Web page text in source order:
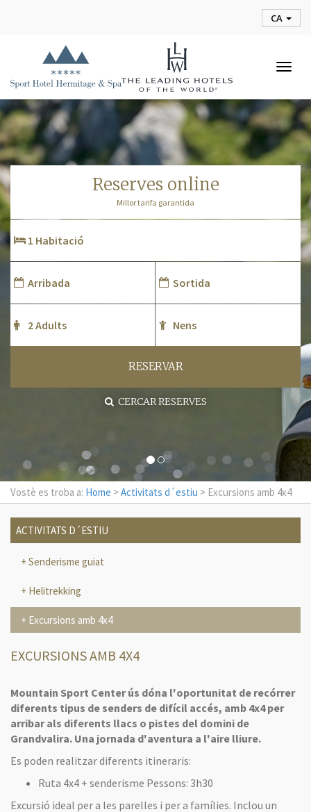
CA
reserves online
Millor tarifa garantida
RESERVAR
CERCAR RESERVES
Vostè es troba a: Home >Activitats d´estiu > Excursions amb 4x4
ACTIVITATS D´ESTIU
Senderisme guiat
Helitrekking
Excursions amb 4x4
EXCURSIONS AMB 4X4
Mountain Sport Centerús dóna l'oportunitat de recórrer
diferents tipus de senders de difícil accés, amb 4x4per
arribar als diferents llacs o pistes del domini de
Grandvalira. Una jornada d'aventura a l'aire lliure.
Es poden realitzardiferents itineraris:
Ruta 4x4 + senderisme Pessons: 3h30
Excursió ideal per a les parelles i per a famílies. Inclou un